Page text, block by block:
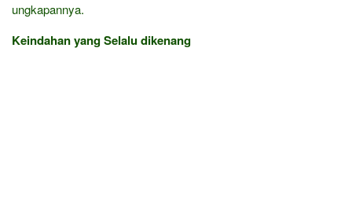
ungkapannya.
Keindahan yang Selalu dikenang